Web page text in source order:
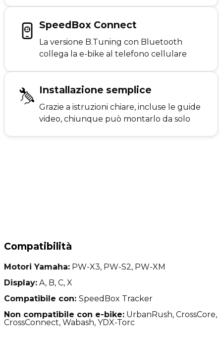
SpeedBox Connect
La versione B.Tuning con Bluetooth
collega la e-bike al telefono cellulare
Installazione semplice
Grazie a istruzioni chiare, incluse le guide
video, chiunque può montarlo da solo
Compatibilità
Motori Yamaha: PW-X3, PW-S2, PW-XM
Display: A, B, C, X
Compatibile con: SpeedBox Tracker
Non compatibile con e-bike: UrbanRush, CrossCore,
CrossConnect, Wabash, YDX-Torc